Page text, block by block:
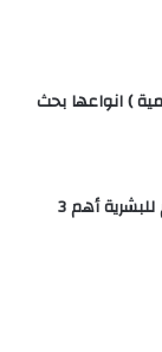
) انواعها بحث
نيكولا تسلا المخترع الذي قدم للبشرية أهم 3